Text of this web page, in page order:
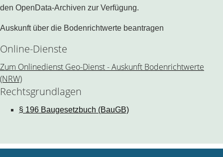
den OpenData-Archiven zur Verfügung.
Auskunft über die Bodenrichtwerte beantragen
Online-Dienste
Zum Onlinedienst Geo-Dienst - Auskunft Bodenrichtwerte
(NRW)
Rechtsgrundlagen
§ 196 Baugesetzbuch (BauGB)